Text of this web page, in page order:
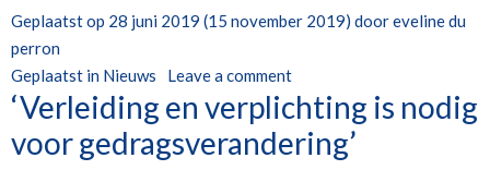
Geplaatst op 28 juni 2019 (15 november 2019) dooreveline du
perron
Geplaatst in Nieuws Leave a comment
‘Verleiding en verplichting is nodig
voor gedragsverandering’